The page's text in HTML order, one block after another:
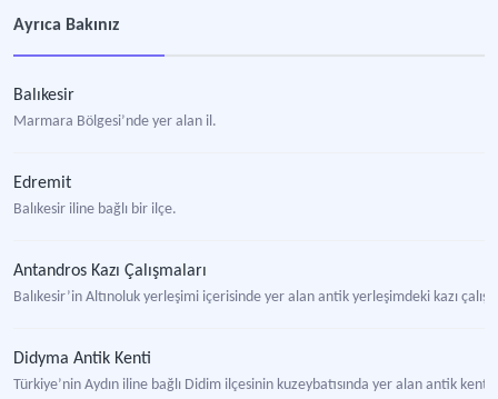
Ayrıca Bakınız
Balıkesir
Marmara Bölgesi’nde yer alan il.
Edremit
Balıkesir iline bağlı bir ilçe.
Antandros Kazı Çalışmaları
Balıkesir’in Altınoluk yerleşimi içerisinde yer alan antik yerleşimdeki kazı
Didyma Antik Kenti
Türkiye’nin Aydın iline bağlı Didim ilçesinin kuzeybatısında yer alan antik kent.